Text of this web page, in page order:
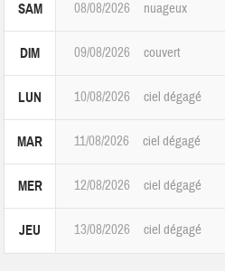
SAM 08/08/2026 nuageux
DIM 09/08/2026 couvert
LUN 10/08/2026 ciel dégagé
MAR 11/08/2026 ciel dégagé
MER 12/08/2026 ciel dégagé
JEU 13/08/2026 ciel dégagé